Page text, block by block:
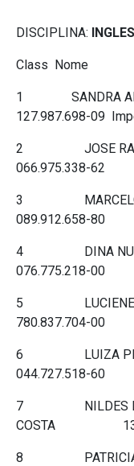
DISCIPLINA: INGLES
Class
1 SANDRA
127.987.698-09
2 JOSE
066.975.338-62
3
089.912.658-80
4 DINA
076.775.218-00
5
780.837.704-00
6 LUIZA
044.727.518-60
7 NILDES DE
COSTA
8 PATRICIA